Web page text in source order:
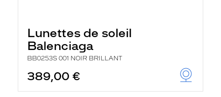
Lunettes de soleil
Balenciaga
BB0253S 001 NOIR BRILLANT
389,00 €